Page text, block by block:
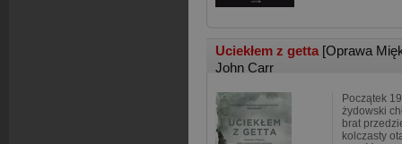
Uciekłem z getta [Oprawa
John Carr
Początek
żydowski
brat
kolczasty